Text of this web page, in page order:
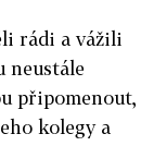
rádi a vážili
neustále
připomenout,
kolegy a